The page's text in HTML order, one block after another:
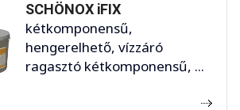
SCHÖNOX iFIX
kétkomponensű,
hengerelhető, vízzáró
ragasztó kétkomponensű, ...